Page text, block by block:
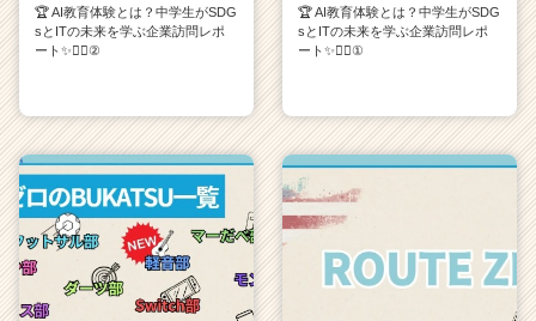
🏆 AI教育体験とは？中学生がSDG
sとITの未来を学ぶ企業訪問レポ
ート✨💁‍♀️②
🏆 AI教育体験とは？中学生がSDG
sとITの未来を学ぶ企業訪問レポ
ート✨💁‍♀️①